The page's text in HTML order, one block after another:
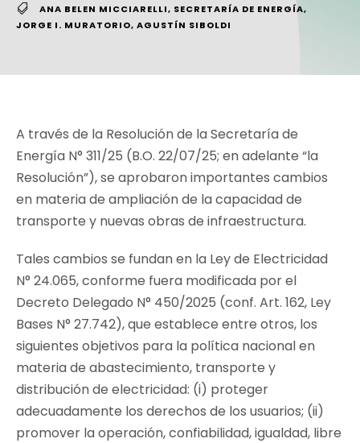
ANA BELEN MICCIARELLI, SECRETARÍA DE ENERGÍA,
JORGE I. MURATORIO, AGUSTÍN SIBOLDI
A través de la Resolución de la Secretaría de
Energía N° 311/25 (B.O. 22/07/25; en adelante “la
Resolución”), se aprobaron importantes cambios
en materia de ampliación de la capacidad de
transporte y nuevas obras de infraestructura.
Tales cambios se fundan en la Ley de Electricidad
N° 24.065, conforme fuera modificada por el
Decreto Delegado N° 450/2025 (conf. Art. 162, Ley
Bases N° 27.742), que establece entre otros, los
siguientes objetivos para la política nacional en
materia de abastecimiento, transporte y
distribución de electricidad: (i) proteger
adecuadamente los derechos de los usuarios; (ii)
promover la operación, confiabilidad, igualdad, libre